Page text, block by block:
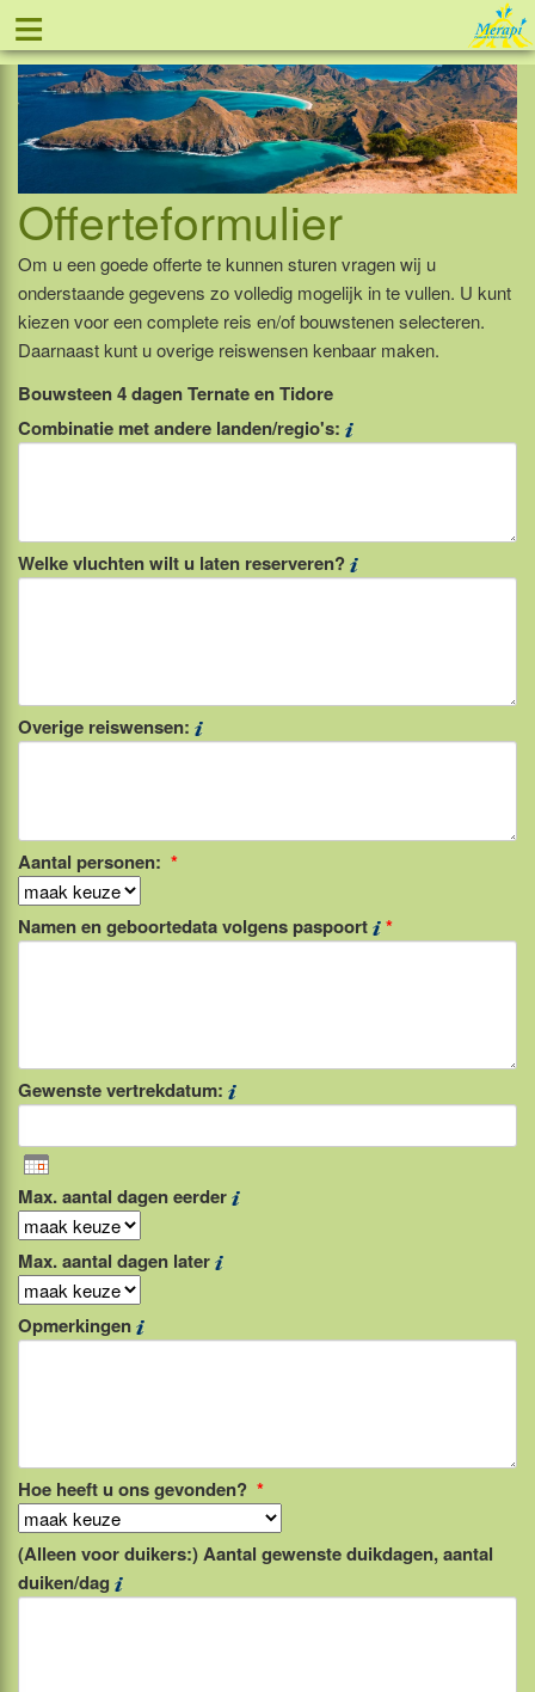
≡ Tel: 088 - 81 11 999
Offerteformulier
Om u een goede offerte te kunnen sturen vragen wij u
onderstaande gegevens zo volledig mogelijk in te vullen. U kunt
kiezen voor een complete reis en/of bouwstenen selecteren.
Daarnaast kunt u overige reiswensen kenbaar maken.
Bouwsteen 4 dagen Ternate en Tidore
Combinatie met andere landen/regio's:
Welke vluchten wilt u laten reserveren?
Overige reiswensen:
Aantal personen: *
Namen en geboortedata volgens paspoort *
Gewenste vertrekdatum:
Max. aantal dagen eerder
Max. aantal dagen later
Opmerkingen
Hoe heeft u ons gevonden? *
(Alleen voor duikers:) Aantal gewenste duikdagen, aantal
duiken/dag